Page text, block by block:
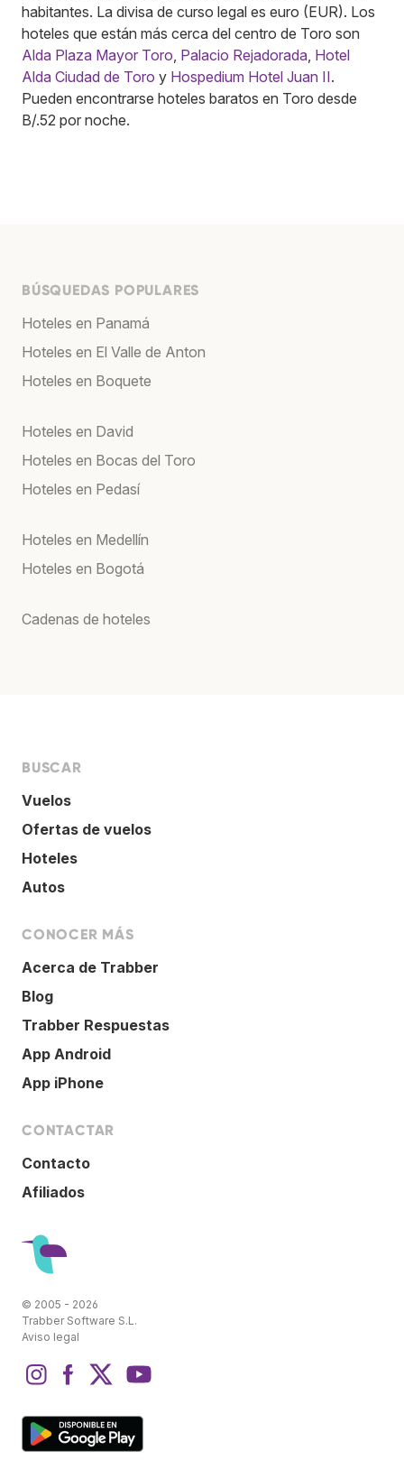
habitantes. La divisa de curso legal es euro (EUR). Los
hoteles que están más cerca del centro de Toro son
Alda Plaza Mayor Toro Palacio Rejadorada Hotel
Alda Ciudad de Toro y Hospedium Hotel Juan II.
Pueden encontrarse hoteles baratos en Toro desde
B/.52 por noche.
BÚSQUEDAS POPULARES
Hoteles en Panamá
Hoteles en El Valle de Anton
Hoteles en Boquete
Hoteles en David
Hoteles en Bocas del Toro
Hoteles en Pedasí
Hoteles en Medellín
Hoteles en Bogotá
Cadenas de hoteles
BUSCAR
Vuelos
Ofertas de vuelos
Hoteles
Autos
CONOCER MÁS
Acerca de Trabber
Blog
Trabber Respuestas
App Android
App iPhone
CONTACTAR
Contacto
Afiliados
© 2005 - 2026
Trabber Software S.L.
Aviso legal